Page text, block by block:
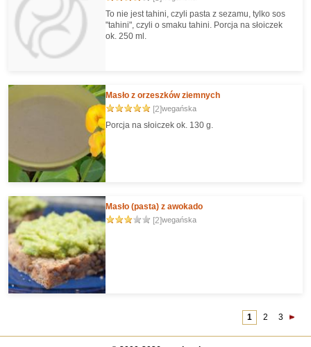
To nie jest tahini, czyli pasta z sezamu, tylko sos
"tahini", czyli o smaku tahini. Porcja na słoiczek
ok. 250 ml.
Masło z orzeszków ziemnych
[2]wegańska
Porcja na słoiczek ok. 130 g.
Masło (pasta) z awokado
[2]wegańska
1 2 3